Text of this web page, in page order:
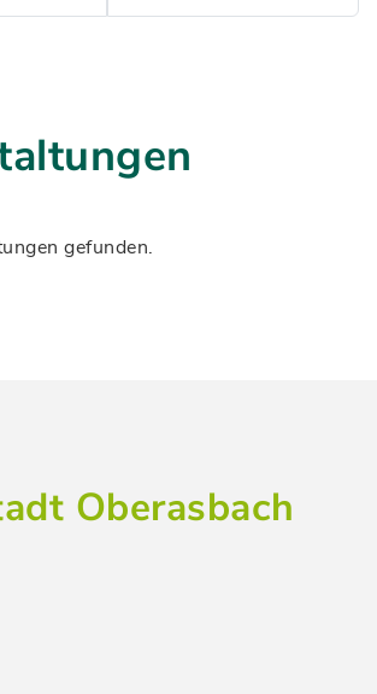
gefunden.
Oberasbach